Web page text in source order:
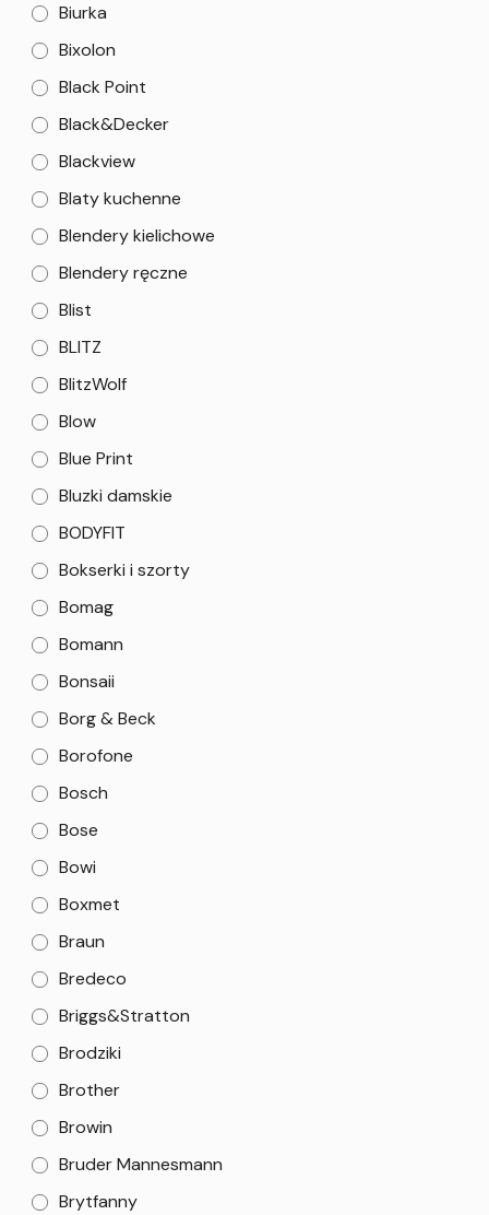
Biurka
Bixolon
Black Point
Black&Decker
Blackview
Blaty kuchenne
Blendery kielichowe
Blendery ręczne
Blist
BLITZ
BlitzWolf
Blow
Blue Print
Bluzki damskie
BODYFIT
Bokserki i szorty
Bomag
Bomann
Bonsaii
Borg & Beck
Borofone
Bosch
Bose
Bowi
Boxmet
Braun
Bredeco
Briggs&Stratton
Brodziki
Brother
Browin
Bruder Mannesmann
Brytfanny